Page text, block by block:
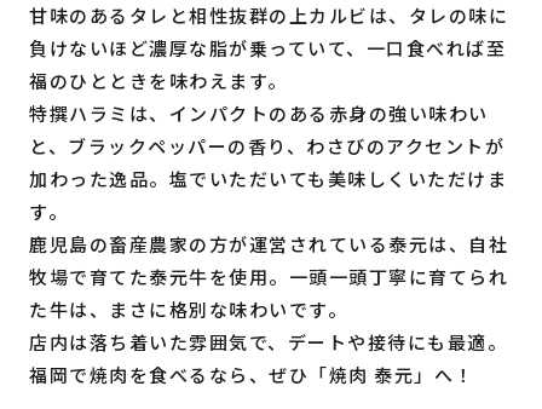
甘味のあるタレと相性抜群の上カルビは、タレの味に
負けないほど濃厚な脂が乗っていて、一口食べれば至
福のひとときを味わえます。
特撰ハラミは、インパクトのある赤身の強い味わい
と、ブラックペッパーの香り、わさびのアクセントが
加わった逸品。塩でいただいても美味しくいただけま
す。
鹿児島の畜産農家の方が運営されている泰元は、自社
牧場で育てた泰元牛を使用。一頭一頭丁寧に育てられ
た牛は、まさに格別な味わいです。
店内は落ち着いた雰囲気で、デートや接待にも最適。
福岡で焼肉を食べるなら、ぜひ「焼肉 泰元」へ！